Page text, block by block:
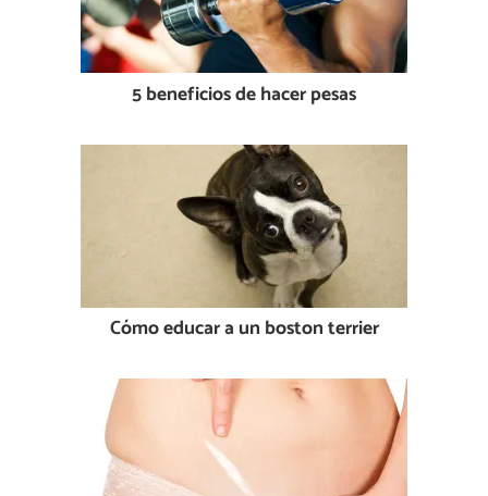
5 beneficios de hacer pesas
Cómo educar a un boston terrier